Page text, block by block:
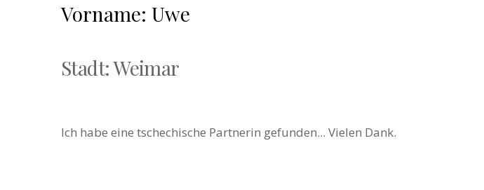
Vorname: Uwe
Stadt: Weimar
Ich habe eine tschechische Partnerin gefunden... Vielen Dank.